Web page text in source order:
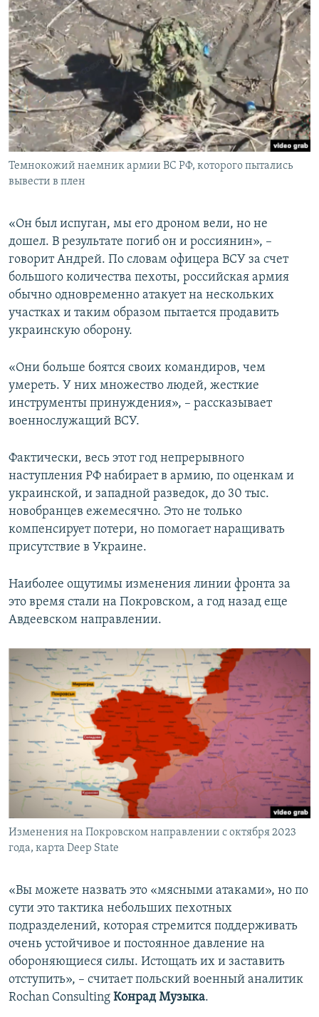
Темнокожий наемник армии ВС РФ, которого пытались
вывести в плен
«Он был испуган, мы его дроном вели, но не
дошел. В результате погиб он и россиянин», –
говорит Андрей. По словам офицера ВСУ за счет
большого количества пехоты, российская армия
обычно одновременно атакует на нескольких
участках и таким образом пытается продавить
украинскую оборону.
«Они больше боятся своих командиров, чем
умереть. У них множество людей, жесткие
инструменты принуждения», – рассказывает
военнослужащий ВСУ.
Фактически, весь этот год непрерывного
наступления РФ набирает в армию, по оценкам и
украинской, и западной разведок, до 30 тыс.
новобранцев ежемесячно. Это не только
компенсирует потери, но помогает наращивать
присутствие в Украине.
Наиболее ощутимы изменения линии фронта за
это время стали на Покровском, а год назад еще
Авдеевском направлении.
Изменения на Покровском направлении с октября 2023
года, карта Deep State
«Вы можете назвать это «мясными атаками», но по
сути это тактика небольших пехотных
подразделений, которая стремится поддерживать
очень устойчивое и постоянное давление на
обороняющиеся силы. Истощать их и заставить
отступить», – считает польский военный аналитик
Rochan Consulting Конрад Музыка.